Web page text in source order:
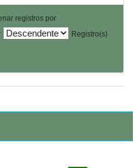
registros por
Registro(s)